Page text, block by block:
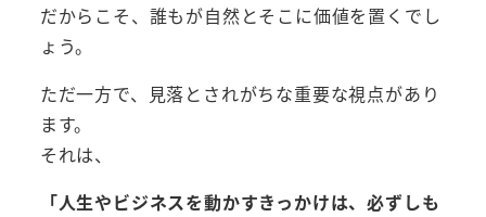
だからこそ、誰もが自然とそこに価値を置くでし
ょう。
ただ一方で、見落とされがちな重要な視点があり
ます。
それは、
「人生やビジネスを動かすきっかけは、必ずしも